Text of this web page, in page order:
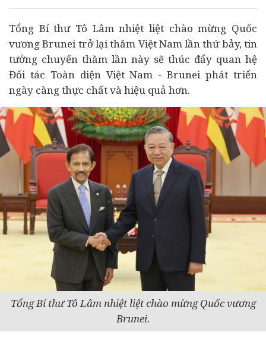
Tổng Bí thư Tô Lâm nhiệt liệt chào mừng Quốc
vương Brunei trở lại thăm Việt Nam lần thứ bảy, tin
tưởng chuyến thăm lần này sẽ thúc đẩy quan hệ
Đối tác Toàn diện Việt Nam - Brunei phát triển
ngày càng thực chất và hiệu quả hơn.
Tổng Bí thư Tô Lâm nhiệt liệt chào mừng Quốc vương
Brunei.